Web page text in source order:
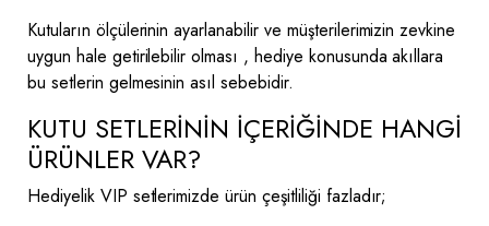
Kutuların ölçülerinin ayarlanabilir ve müşterilerimizin zevkine
uygun hale getirilebilir olması , hediye konusunda akıllara
bu setlerin gelmesinin asıl sebebidir.
KUTU SETLERİNİN İÇERİĞİNDE HANGİ
ÜRÜNLER VAR?
Hediyelik VIP setlerimizde ürün çeşitliliği fazladır;